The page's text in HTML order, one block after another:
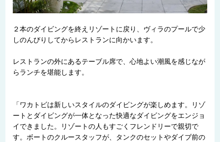
２本のダイビングを終えリゾートに戻り、ヴィラのプールで少
しのんびりしてからレストランに向かいます。
レストランの外にあるテーブル席で、心地よい潮風を感じなが
らランチを堪能します。
「ワカトビは新しいスタイルのダイビングが楽しめます。リゾ
ートとダイビングが一体となった快適なダイビングをエンジョ
イできました。リゾートの人もすごくフレンドリーで親切で
す。ボートのクルースタッフが、タンクのセットやダイブ前の